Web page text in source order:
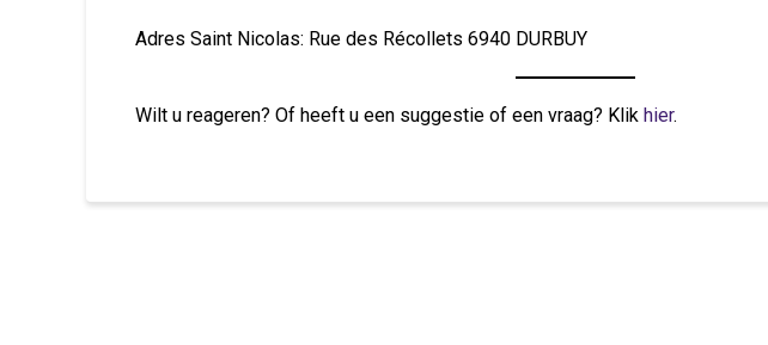
Adres Saint Nicolas: Rue des Récollets 6940 DURBUY
Wilt u reageren? Of heeft u een suggestie of een vraag? Klik hier.